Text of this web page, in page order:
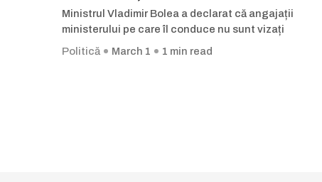
Ministrul Vladimir Bolea a declarat că angajații
ministerului pe care îl conduce nu sunt vizați
Politică
March 1 1 min read